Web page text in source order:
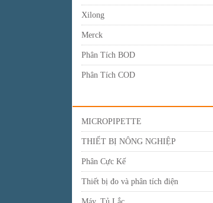
Xilong
Merck
Phân Tích BOD
Phân Tích COD
MICROPIPETTE
THIẾT BỊ NÔNG NGHIỆP
Phân Cực Kế
Thiết bị đo và phân tích điện